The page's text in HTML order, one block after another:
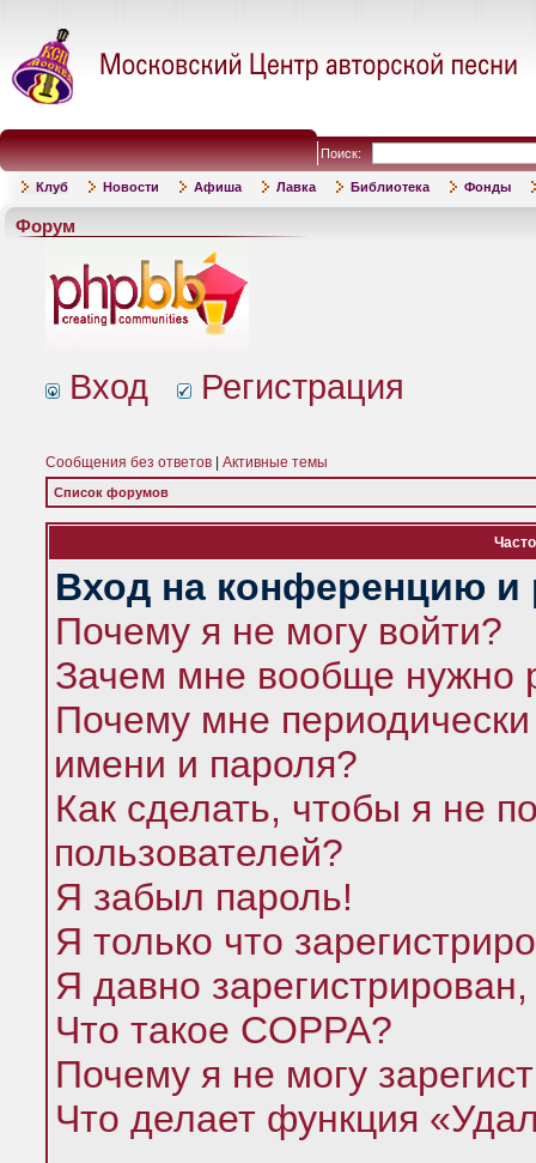
Поиск:
Клуб Новости Афиша Лавка Библиотека Фонды
Форум
Вход Регистрация
Сообщения без ответов Активные темы
Список форумов
Вход на конференцию и
Почему я не могу войти?
Зачем мне вообще нужно
Почему мне
имени и пароля?
Как сделать, чтобы я не
пользователей?
Я забыл пароль!
Я только что
Я давно
Что такое COPPA?
Почему я не могу
Что делает функция